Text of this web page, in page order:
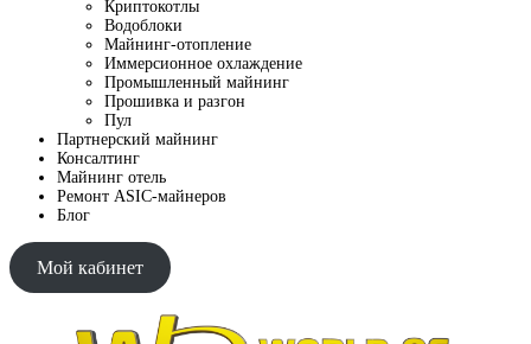
Криптокотлы
Водоблоки
Майнинг-отопление
Иммерсионное охлаждение
Промышленный майнинг
Прошивка и разгон
Пул
Партнерский майнинг
Консалтинг
Майнинг отель
Ремонт ASIC-майнеров
Блог
Мой кабинет